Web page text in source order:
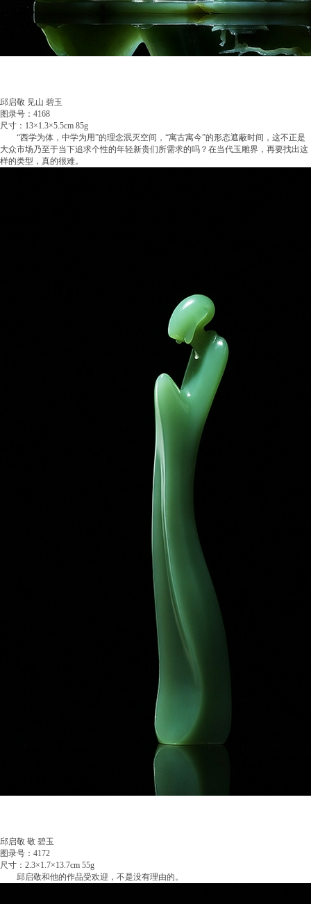
邱启敬 见山 碧玉
图录号：4168
尺寸：13×1.3×5.5cm 85g
“西学为体，中学为用”的理念泯灭空间，“寓古寓今”的形态遮蔽时间，这不正是
大众市场乃至于当下追求个性的年轻新贵们所需求的吗？在当代玉雕界，再要找出这
样的类型，真的很难。
邱启敬 敬 碧玉
图录号：4172
尺寸：2.3×1.7×13.7cm 55g
邱启敬和他的作品受欢迎，不是没有理由的。